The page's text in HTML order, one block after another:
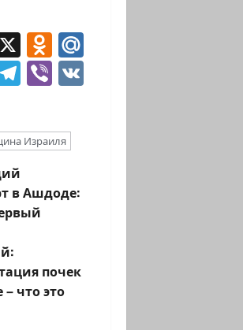
X Odnoklassniki
Telegram
Viber
Израиля
в Ашдоде:
почек
– что это